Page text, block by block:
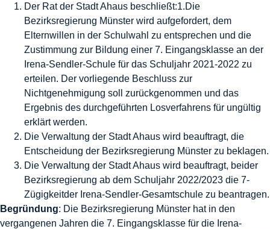
Der Rat der Stadt Ahaus beschließt:1.Die
Bezirksregierung Münster wird aufgefordert, dem
Elternwillen in der Schulwahl zu entsprechen und die
Zustimmung zur Bildung einer 7. Eingangsklasse an der
Irena-Sendler-Schule für das Schuljahr 2021-2022 zu
erteilen. Der vorliegende Beschluss zur
Nichtgenehmigung soll zurückgenommen und das
Ergebnis des durchgeführten Losverfahrens für ungültig
erklärt werden.
Die Verwaltung der Stadt Ahaus wird beauftragt, die
Entscheidung der Bezirksregierung Münster zu beklagen.
Die Verwaltung der Stadt Ahaus wird beauftragt, beider
Bezirksregierung ab dem Schuljahr 2022/2023 die 7-
Zügigkeitder Irena-Sendler-Gesamtschule zu beantragen.
Begründung: Die Bezirksregierung Münster hat in den
vergangenen Jahren die 7. Eingangsklasse für die Irena-